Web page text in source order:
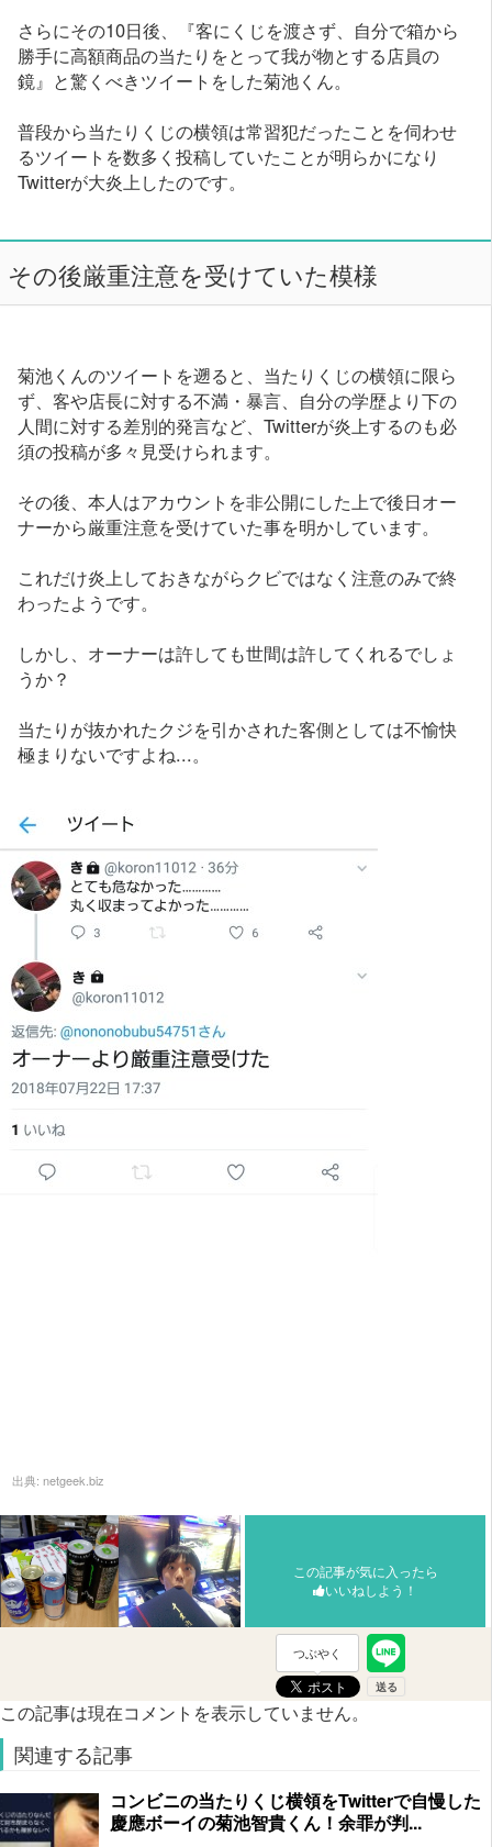
さらにその10日後、『客にくじを渡さず、自分で箱から
勝手に高額商品の当たりをとって我が物とする店員の
鏡』と驚くべきツイートをした菊池くん。
普段から当たりくじの横領は常習犯だったことを伺わせ
るツイートを数多く投稿していたことが明らかになり
Twitterが大炎上したのです。
その後厳重注意を受けていた模様
菊池くんのツイートを遡ると、当たりくじの横領に限ら
ず、客や店長に対する不満・暴言、自分の学歴より下の
人間に対する差別的発言など、Twitterが炎上するのも必
須の投稿が多々見受けられます。
その後、本人はアカウントを非公開にした上で後日オー
ナーから厳重注意を受けていた事を明かしています。
これだけ炎上しておきながらクビではなく注意のみで終
わったようです。
しかし、オーナーは許しても世間は許してくれるでしょ
うか？
当たりが抜かれたクジを引かされた客側としては不愉快
極まりないですよね...。
出典: netgeek.biz
この記事が気に入ったら
いいねしよう！
つぶやく
この記事は現在コメントを表示していません。
関連する記事
コンビニの当たりくじ横領をTwitterで自慢した
慶應ボーイの菊池智貴くん！余罪が判...